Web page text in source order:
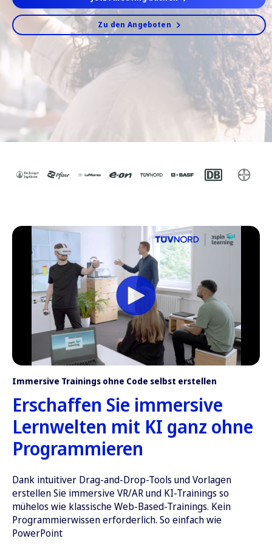
Zu den Angeboten
Immersive Trainings ohne Code selbst erstellen
Erschaffen Sie immersive
Lernwelten mit KI ganz ohne
Programmieren
Dank intuitiver Drag-and-Drop-Tools und Vorlagen
erstellen Sie immersive VR/AR und KI-Trainings so
mühelos wie klassische Web-Based-Trainings. Kein
Programmierwissen erforderlich. So einfach wie
PowerPoint